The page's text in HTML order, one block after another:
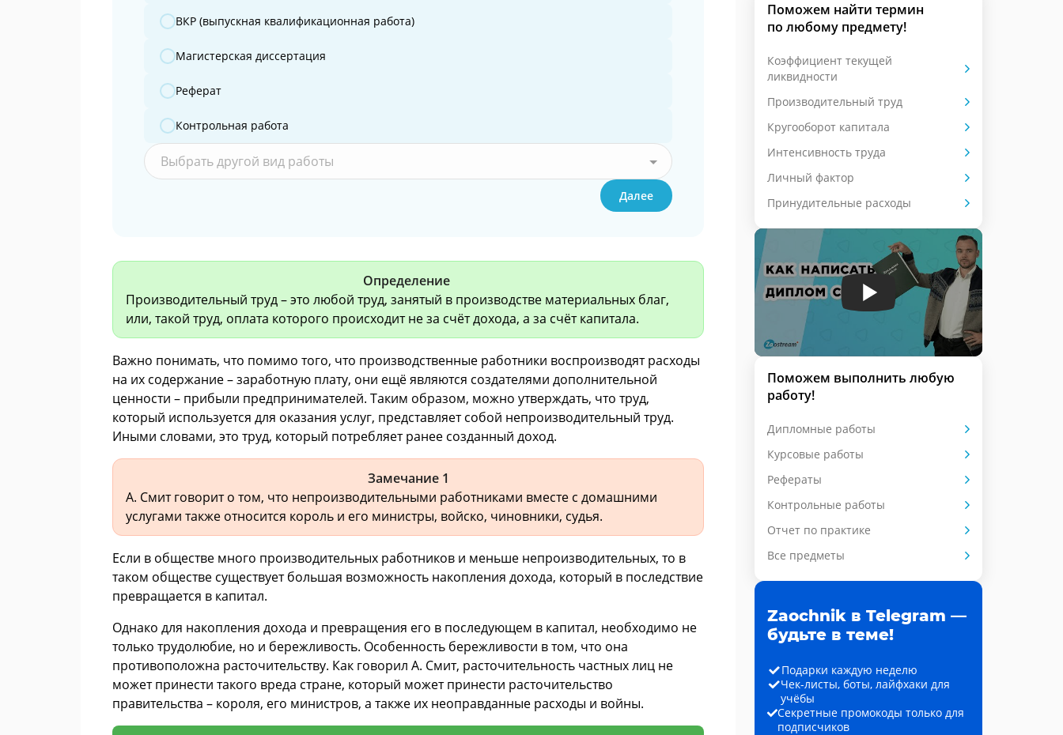
ВКР (выпускная квалификационная работа)
Магистерская диссертация
Реферат
Контрольная работа
Выбрать другой вид работы
Далее
Определение
Производительный труд – это любой труд, занятый в производстве материальных благ,
или, такой труд, оплата которого происходит не за счёт дохода, а за счёт капитала.
Важно понимать, что помимо того, что производственные работники воспроизводят расходы
на их содержание – заработную плату, они ещё являются создателями дополнительной
ценности – прибыли предпринимателей. Таким образом, можно утверждать, что труд,
который используется для оказания услуг, представляет собой непроизводительный труд.
Иными словами, это труд, который потребляет ранее созданный доход.
Замечание 1
А. Смит говорит о том, что непроизводительными работниками вместе с домашними
услугами также относится король и его министры, войско, чиновники, судья.
Если в обществе много производительных работников и меньше непроизводительных, то в
таком обществе существует большая возможность накопления дохода, который в последствие
превращается в капитал.
Однако для накопления дохода и превращения его в последующем в капитал, необходимо не
только трудолюбие, но и бережливость. Особенность бережливости в том, что она
противоположна расточительству. Как говорил А. Смит, расточительность частных лиц не
может принести такого вреда стране, который может принести расточительство
правительства – короля, его министров, а также их неоправданные расходы и войны.
Поможем найти термин
по любому предмету!
Коэффициент текущей
ликвидности
Производительный труд
Кругооборот капитала
Интенсивность труда
Личный фактор
Принудительные расходы
Поможем выполнить любую
работу!
Дипломные работы
Курсовые работы
Рефераты
Контрольные работы
Отчет по практике
Все предметы
Zaochnik в Telegram —
будьте в теме!
Подарки каждую неделю
Чек-листы, боты, лайфхаки для
учёбы
Секретные промокоды только для
подписчиков